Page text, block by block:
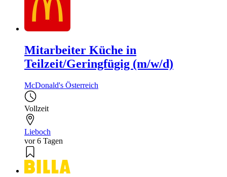
Mitarbeiter Küche in
Teilzeit/Geringfügig (m/w/d)
McDonald's Österreich
Vollzeit
Lieboch
vor 6 Tagen